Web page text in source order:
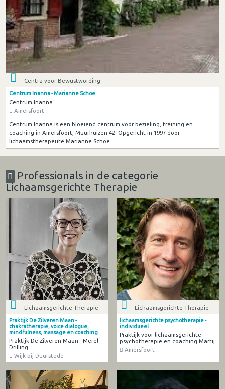
Centra voor Bewustwording
Centrum Inanna - Marianne Schoe
Centrum Inanna
Amersfoort
Centrum Inanna is een bloeiend centrum voor bezieling, training en
coaching in Amersfoort, Muurhuizen 42. Opgericht in 1997 door
lichaamstherapeute Marianne Schoe.
Professionals in de categorie
Lichaamsgerichte Therapie
Lichaamsgerichte Therapie
Praktijk De Zilveren Maan -
chakratherapie, voice dialogue,
mindfulness, massage en coaching
Praktijk De Zilveren Maan - Merel
Drilling
Wijk bij Duurstede
Lichaamsgerichte Therapie
lichaamsgerichte psychotherapie -
individueel
Praktijk voor lichaamsgerichte
psychotherapie en coaching Martij
Amersfoort